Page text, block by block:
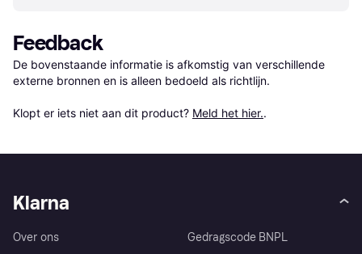
Feedback
De bovenstaande informatie is afkomstig van verschillende
externe bronnen en is alleen bedoeld als richtlijn.
Klopt er iets niet aan dit product? Meld het hier..
Klarna
Over ons
Gedragscode BNPL